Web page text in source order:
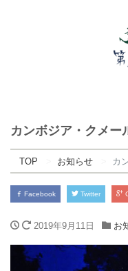
カンボジア・クメー
TOP お知らせ カ
Facebook Twitter
2019年9月11日 お